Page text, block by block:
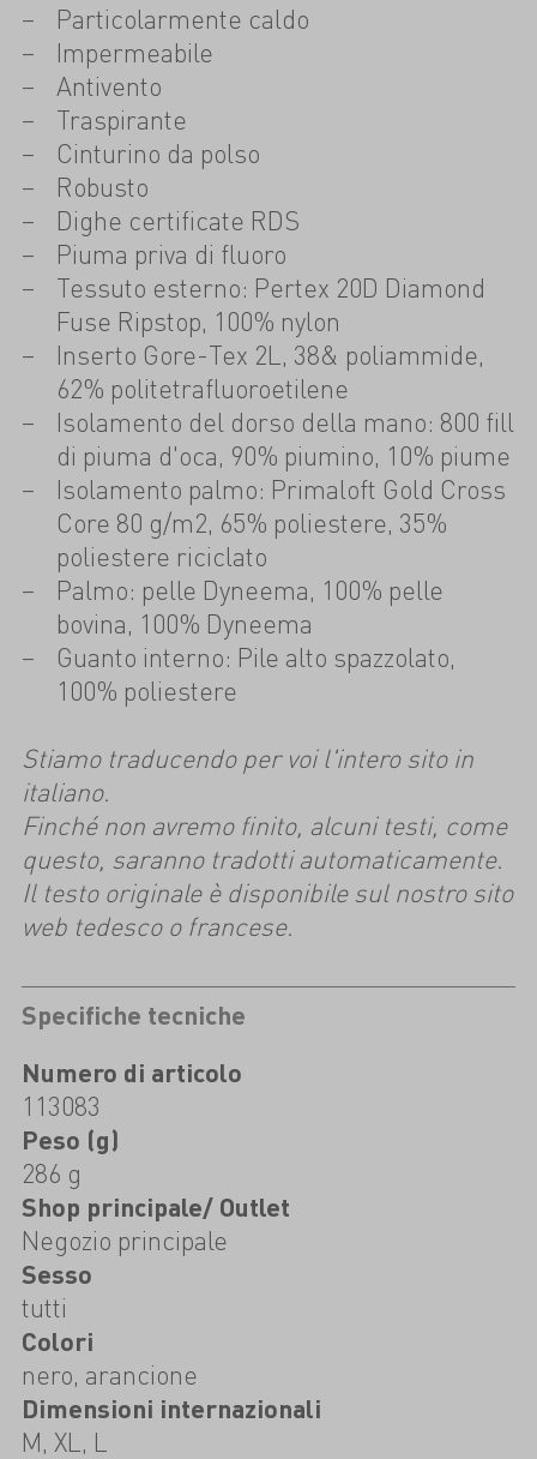
Particolarmente caldo
Impermeabile
Antivento
Traspirante
Cinturino da polso
Robusto
Dighe certificate RDS
Piuma priva di fluoro
Tessuto esterno: Pertex 20D Diamond
Fuse Ripstop, 100% nylon
Inserto Gore-Tex 2L, 38& poliammide,
62% politetrafluoroetilene
Isolamento del dorso della mano: 800 fill
di piuma d'oca, 90% piumino, 10% piume
Isolamento palmo: Primaloft Gold Cross
Core 80 g/m2, 65% poliestere, 35%
poliestere riciclato
Palmo: pelle Dyneema, 100% pelle
bovina, 100% Dyneema
Guanto interno: Pile alto spazzolato,
100% poliestere
Stiamo traducendo per voi l'intero sito in
italiano.
Finché non avremo finito, alcuni testi, come
questo, saranno tradotti automaticamente.
Il testo originale è disponibile sul nostro sito
web tedesco o francese.
Specifiche tecniche
Numero di articolo
113083
Peso (g)
286 g
Shop principale/ Outlet
Negozio principale
Sesso
tutti
Colori
nero, arancione
Dimensioni internazionali
M, XL, L